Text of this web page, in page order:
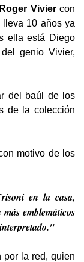
Viviercon
lleva 10 años ya
ella está Diego
genio Vivier,
del baúl de los
de la colección
motivo de los
en la casa,
emblemáticos
por la red, quien